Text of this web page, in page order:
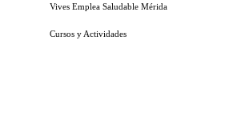
Vives Emplea Saludable Mérida
Cursos y Actividades